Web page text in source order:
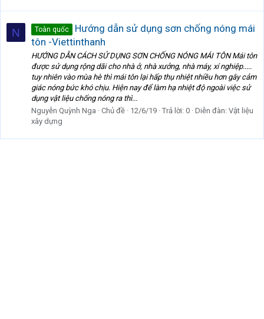
N Toàn quốc
Hướng dẫn sử dụng sơn chống nóng mái
tôn -Viettinthanh
HƯỚNG DẪN CÁCH SỬ DỤNG SƠN CHỐNG NÓNG MÁI TÔN Mái tôn
được sử dụng rộng dãi cho nhà ở, nhà xưởng, nhà máy, xí nghiệp.....
tuy nhiên vào mùa hè thì mái tôn lại hấp thụ nhiệt nhiều hơn gây cảm
giác nóng bức khó chịu. Hiện nay để làm hạ nhiệt độ ngoài việc sử
dụng vật liệu chống nóng ra thì...
Nguyễn Quỳnh Nga
Chủ đề 12/6/19 Trả lời: 0 Diễn đàn: Vật liệu
xây dựng